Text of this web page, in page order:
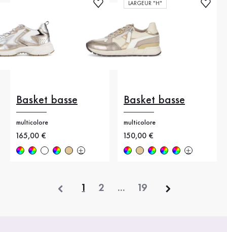
Basket basse
multicolore
Nouveau prix
165,00 €
LARGEUR "H"
Basket basse
multicolore
Nouveau prix
150,00 €
1 2 ... 19